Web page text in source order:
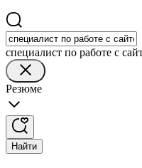
специалист по работе с
Резюме
Найти